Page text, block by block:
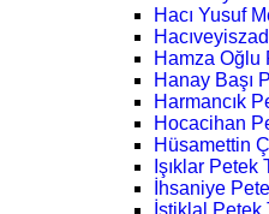
Hacı Yusuf
Hamza Oğlu
Hanay Başı
Harmancık
Hocacihan
Hüsamettin
Işıklar Petek
İhsaniye